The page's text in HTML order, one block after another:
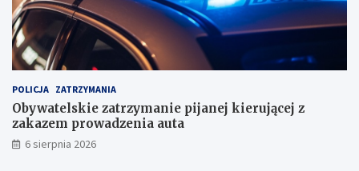
POLICJA ZATRZYMANIA
Obywatelskie zatrzymanie pijanej kierującej z
zakazem prowadzenia auta
6 sierpnia 2026